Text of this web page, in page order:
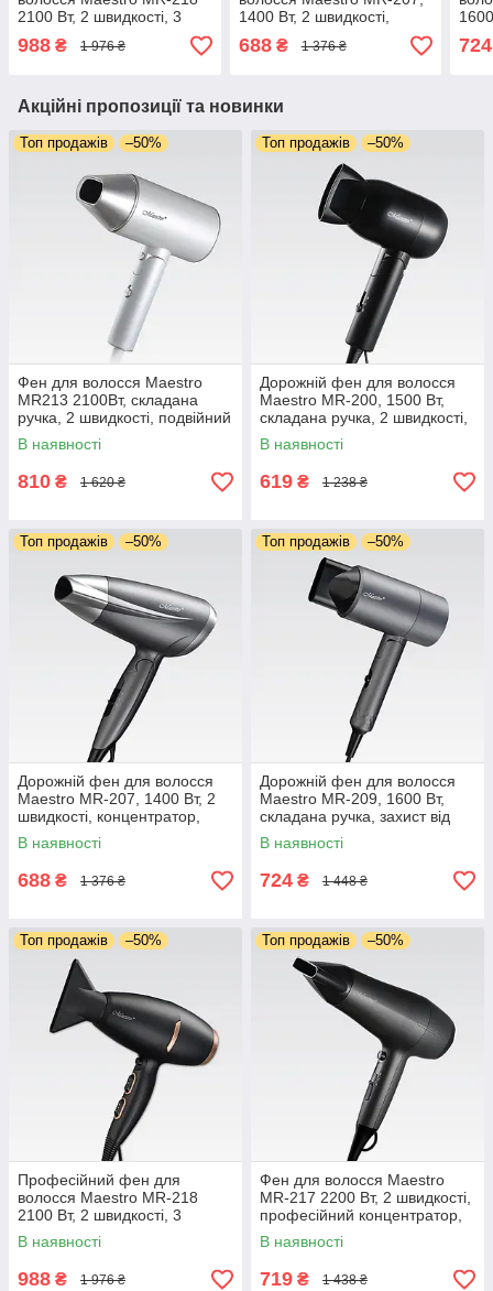
2100 Вт, 2 швидкості, 3
концентратор, захист від
988 ₴ 1 976 ₴
1400 Вт, 2 швидкості,
концентратор, складана
ручка, захист від
688₴ 1 376 ₴ 724
Акційні пропозиції та новинки
Топ продажів –50%
Фен для волосся Maestro
MR213 2100Вт, складана
ручка, 2 швидкості, подвійний
концентратор, захист від
перегрівання, знімний фільтр
В наявності
810 ₴ 1 620 ₴
Топ продажів –50%
Дорожній фен для волосся
Maestro MR-200, 1500 Вт,
складана ручка, 2 швидкості,
концентратор, захист від
перегрівання
В наявності
619 ₴ 1 238 ₴
Топ продажів –50%
Дорожній фен для волосся
Maestro MR-207, 1400 Вт, 2
швидкості, концентратор,
складана ручка, захист від
перегрівання
В наявності
688 ₴ 1 376 ₴
Топ продажів –50%
Дорожній фен для волосся
Maestro MR-209, 1600 Вт,
складана ручка, захист від
перегрівання, 2 швидкості,
концентратор
В наявності
724 ₴ 1 448 ₴
Топ продажів –50%
Професійний фен для
волосся Maestro MR-218
2100 Вт, 2 швидкості, 3
температурні режими,
концентратор, захист від
В наявності
988 ₴ 1 976 ₴
Топ продажів –50%
Фен для волосся Maestro
MR-217 2200 Вт, 2 швидкості,
професійний концентратор,
захист від перегрівання,
холодне повітря
В наявності
719 ₴ 1 438 ₴